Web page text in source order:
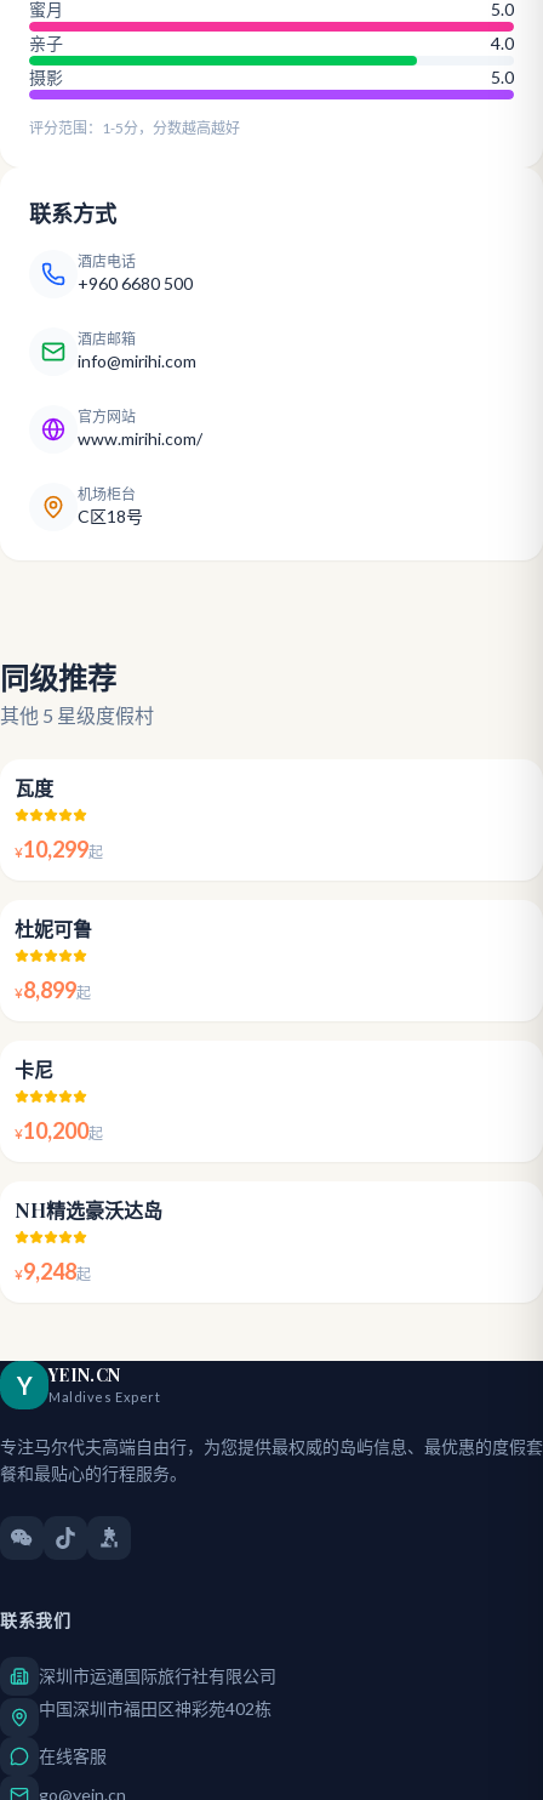
蜜月
5.0
亲子
4.0
摄影
5.0
评分范围：1-5分，分数越高越好
联系方式
酒店电话
+960 6680 500
酒店邮箱
info@mirihi.com
官方网站
www.mirihi.com/
机场柜台
C区18号
同级推荐
其他 5 星级度假村
瓦度
¥10,299起
杜妮可鲁
¥8,899起
卡尼
¥10,200起
NH精选豪沃达岛
¥9,248起
Y YEIN.CN
Maldives Expert
专注马尔代夫高端自由行，为您提供最权威的岛屿信息、最优惠的度假套
餐和最贴心的行程服务。
联系我们
深圳市运通国际旅行社有限公司
中国深圳市福田区神彩苑402栋
在线客服
go@yein.cn